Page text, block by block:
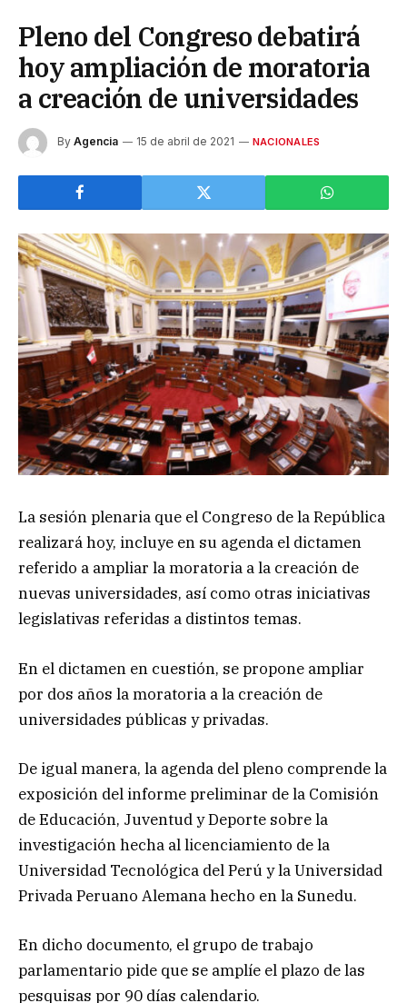
Pleno del Congreso debatirá
hoy ampliación de moratoria
a creación de universidades
By Agencia 15 de abril de 2021 NACIONALES
La sesión plenaria que el Congreso de la República
realizará hoy, incluye en su agenda el dictamen
referido a ampliar la moratoria a la creación de
nuevas universidades, así como otras iniciativas
legislativas referidas a distintos temas.
En el dictamen en cuestión, se propone ampliar
por dos años la moratoria a la creación de
universidades públicas y privadas.
De igual manera, la agenda del pleno comprende la
exposición del informe preliminar de la Comisión
de Educación, Juventud y Deporte sobre la
investigación hecha al licenciamiento de la
Universidad Tecnológica del Perú y la Universidad
Privada Peruano Alemana hecho en la Sunedu.
En dicho documento, el grupo de trabajo
parlamentario pide que se amplíe el plazo de las
pesquisas por 90 días calendario.